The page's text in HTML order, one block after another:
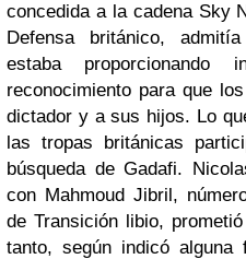
concedida a la cadena Sky
Defensa británico,
estaba
reconocimiento para que
dictador y a sus hijos. Lo
las tropas británicas
búsqueda de Gadafi.
con Mahmoud Jibril,
de Transición libio,
tanto, según indicó alguna